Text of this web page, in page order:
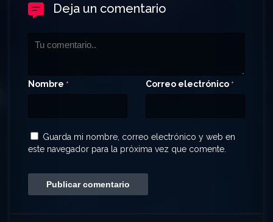
Deja un comentario
Nombre * Correo electrónico *
Guarda mi nombre, correo electrónico y web en
este navegador para la próxima vez que comente.